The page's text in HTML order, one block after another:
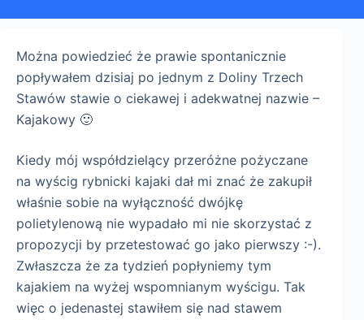
Można powiedzieć że prawie spontanicznie
popływałem dzisiaj po jednym z Doliny Trzech
Stawów stawie o ciekawej i adekwatnej nazwie –
Kajakowy 🙂
Kiedy mój współdzielący przeróżne pożyczane
na wyścig rybnicki kajaki dał mi znać że zakupił
właśnie sobie na wyłączność dwójkę
polietylenową nie wypadało mi nie skorzystać z
propozycji by przetestować go jako pierwszy :-).
Zwłaszcza że za tydzień popłyniemy tym
kajakiem na wyżej wspomnianym wyścigu. Tak
więc o jedenastej stawiłem się nad stawem